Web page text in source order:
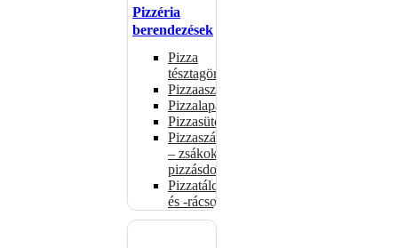
Pizzéria
berendezések
Pizza
tésztagörgők
Pizzaasztalok
Pizzalapátok
Pizzasütők
Pizzaszállítás
– zsákok,
pizzásdobozok
Pizzatálcák
és -rácsok